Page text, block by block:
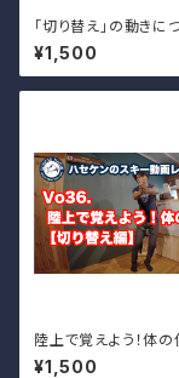
「切り替え」の動きに
ーディネーショントレ
o.23
¥1,500
陸上で覚えよう！体の
り替え編）Vo.36
¥1,500